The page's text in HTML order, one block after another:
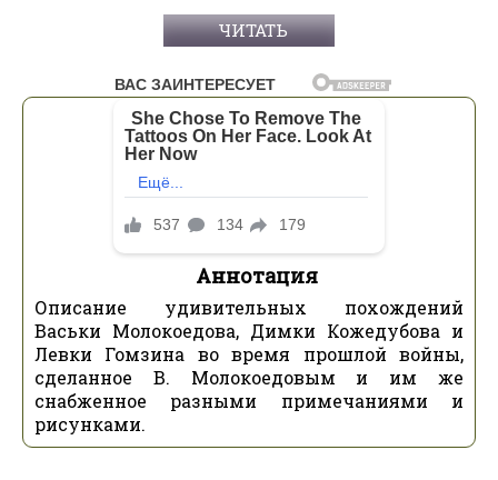
ЧИТАТЬ
Аннотация
Описание удивительных похождений
Васьки Молокоедова, Димки Кожедубова и
Левки Гомзина во время прошлой войны,
сделанное В. Молокоедовым и им же
снабженное разными примечаниями и
рисунками.